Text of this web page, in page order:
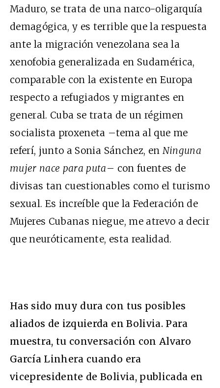
Maduro, se trata de una narco-oligarquía
demagógica, y es terrible que la respuesta
ante la migración venezolana sea la
xenofobia generalizada en Sudamérica,
comparable con la existente en Europa
respecto a refugiados y migrantes en
general. Cuba se trata de un régimen
socialista proxeneta –tema al que me
referí, junto a Sonia Sánchez, en Ninguna
mujer nace para puta– con fuentes de
divisas tan cuestionables como el turismo
sexual. Es increíble que la Federación de
Mujeres Cubanas niegue, me atrevo a decir
que neuróticamente, esta realidad.
Has sido muy dura con tus posibles
aliados de izquierda en Bolivia. Para
muestra, tu conversación con Alvaro
García Linhera cuando era
vicepresidente de Bolivia, publicada en